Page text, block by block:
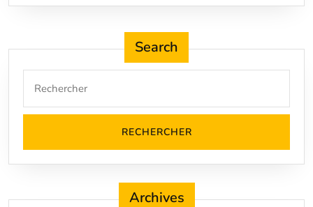
Search
for:
Archives